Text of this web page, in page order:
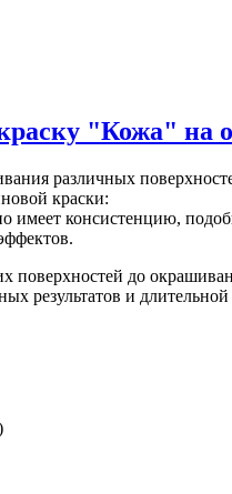
"Кожа" на
различных
краски:
имеет консистенцию,
поверхностей до
результатов и